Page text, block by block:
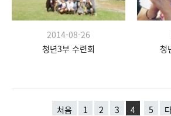
2014-08-26
청년3부 수련회
청
처음 1 2 3 4 5